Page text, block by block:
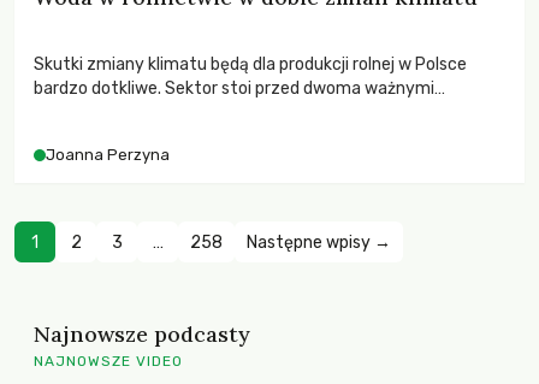
Skutki zmiany klimatu będą dla produkcji rolnej w Polsce
bardzo dotkliwe. Sektor stoi przed dwoma ważnymi
zachodzących zmian klimatycznych. Wymagać to będzie
Joanna Perzyna
1 2 3 … 258 Następne wpisy →
Najnowsze podcasty
NAJNOWSZE VIDEO